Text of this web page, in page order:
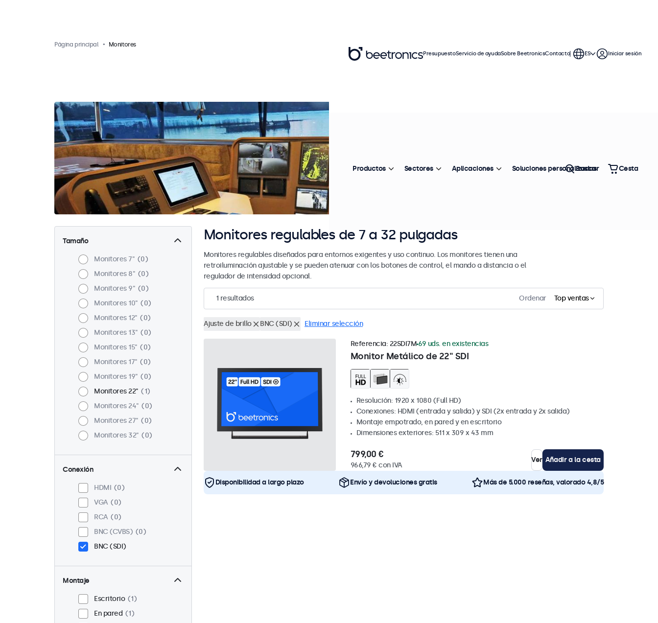
Página principal Monitores
Tamaño
Monitores 7"
0
Monitores 8"
0
Monitores 9"
0
Monitores 10"
0
Monitores 12"
0
Monitores 13"
0
Monitores 15"
0
Monitores 17"
0
Monitores 19"
0
Monitores 22"
1
Monitores 24"
0
Monitores 27"
0
Monitores 32"
0
Conexión
HDMI
0
VGA
0
RCA
0
BNC (CVBS)
0
BNC (SDI)
Montaje
Escritorio
1
En pared
1
Monitores regulables de 7 a 32 pulgadas
Monitores regulables diseñados para entornos exigentes y uso continuo. Los monitores tienen una
retroiluminación ajustable y se pueden atenuar con los botones de control, el mando a distancia o el
regulador de intensidad opcional.
1 resultados Ordenar Top ventas
Ajuste de brillo BNC (SDI) Eliminar selección
Monitor Metálico de 22" SDI
Referencia: 22SDI7M 69 uds. en existencias
Resolución: 1920 x 1080 (Full HD)
Conexiones: HDMI (entrada y salida) y SDI (2x entrada y 2x salida)
Montaje empotrado, en pared y en escritorio
Dimensiones exteriores: 511 x 309 x 43 mm
799,00 €
966,79 € con IVA
Ver Añadir a la cesta
Disponibilidad a largo plazo Envío y devoluciones gratis Más de 5.000 reseñas, valorado 4,8/5
PresupuestoServicio de ayudaSobre BeetronicsContacto ES Iniciar sesión
Productos Sectores Aplicaciones Soluciones personalizadas
Buscar Cesta